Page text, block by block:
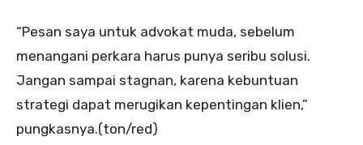
“Pesan saya untuk advokat muda, sebelum
menangani perkara harus punya seribu solusi.
Jangan sampai stagnan, karena kebuntuan
strategi dapat merugikan kepentingan klien,”
pungkasnya.(ton/red)